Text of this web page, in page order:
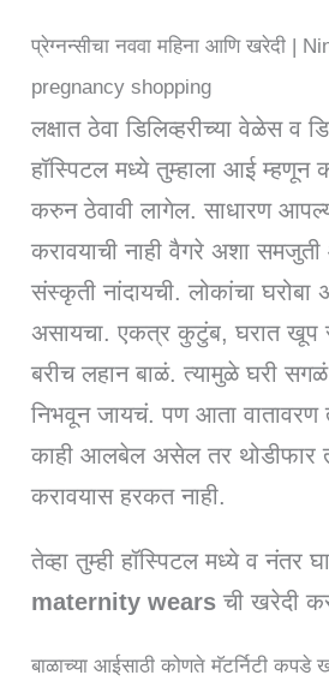
प्रेग्नन्सीचा नववा महिना आणि खरेदी |
pregnancy shopping
लक्षात ठेवा डिलिव्हरीच्या वेळेस व
हॉस्पिटल मध्ये तुम्हाला आई म्हणून
करुन ठेवावी लागेल. साधारण
करावयाची नाही वैगरे अशा
संस्कृती नांदायची. लोकांचा घरोबा
असायचा. एकत्र कुटुंब, घरात खूप
बरीच लहान बाळं. त्यामुळे घरी
निभवून जायचं. पण आता वातावरण
काही आलबेल असेल तर थोडीफार
करावयास हरकत नाही.
तेव्हा तुम्ही हॉस्पिटल मध्ये व नंतर
maternity wearsची खरेदी
बाळाच्या आईसाठी कोणते मॅटर्निटी